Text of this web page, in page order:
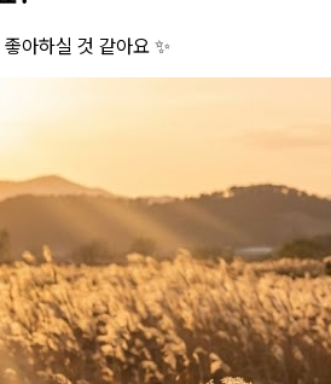
아하실 것 같아요 ✨